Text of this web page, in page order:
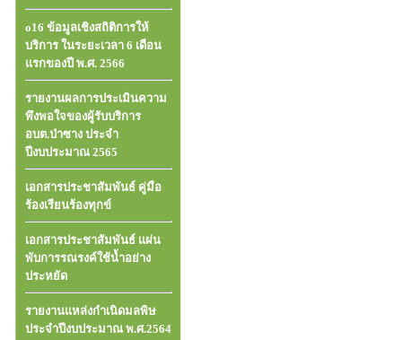
o16 ข้อมูลเชิงสถิติการให้
บริการ ในระยะเวลา 6 เดือน
แรกของปี พ.ศ. 2566
รายงานผลการประเมินความ
พึงพอใจของผู้รับบริการ
อบต.ป่าซาง ประจำ
ปีงบประมาณ 2565
เอกสารประชาสัมพันธ์ คู่มือ
ร้องเรียนร้องทุกข์
เอกสารประชาสัมพันธ์ แผ่น
พับการรณรงค์ใช้น้ำอย่าง
ประหยัด
รายงานแหล่งกำเนิดมลพิษ
ประจำปีงบประมาณ พ.ศ.2564